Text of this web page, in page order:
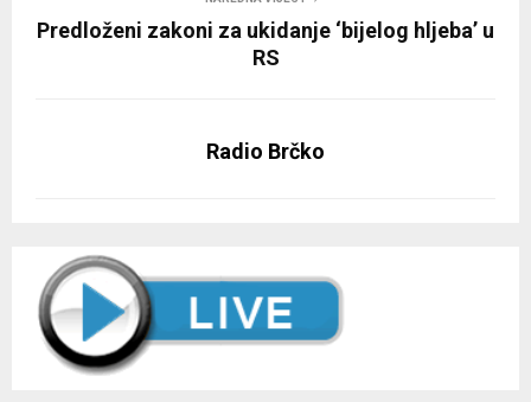
Predloženi zakoni za ukidanje ‘bijelog hljeba’ u
RS
Radio Brčko